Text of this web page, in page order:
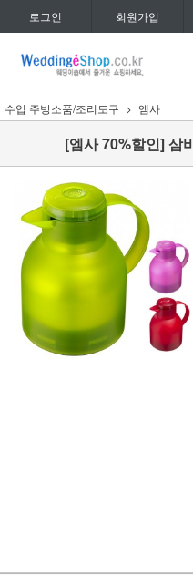
로그인 회원가입
수입 주방소품/조리도구 엠사
[엠사 70%할인] 삼